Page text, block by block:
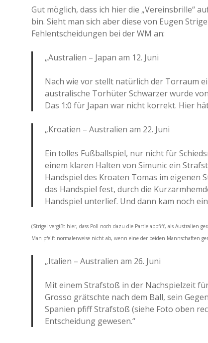
Gut möglich, dass ich hier die „Vereinsbrille“
bin. Sieht man sich aber diese von Eugen
Fehlentscheidungen bei der WM an:
„Australien – Japan am 12. Juni
Nach wie vor stellt natürlich der Torraum
australische Torhüter Schwarzer wurde
Das 1:0 für Japan war nicht korrekt. Hier
„Kroatien – Australien am 22. Juni
Ein tolles Fußballspiel, nur nicht für
einem klaren Halten von Simunic ein
Handspiel des Kroaten Tomas im eigenen
das Handspiel fest, durch die
Handspiel unterlief. Und dann kam noch
(Strigel vergißt hier, dass Poll noch dazu die Partie abpfiff, als Australien
Man pfeift normalerweise nicht ab, wenn eine der beiden Mannschaften
„Italien – Australien am 26. Juni
Mit einem Strafstoß in der Nachspielzeit
Grosso grätschte nach dem Ball, sein
Spanien pfiff Strafstoß (siehe Foto oben
Entscheidung gewesen.“